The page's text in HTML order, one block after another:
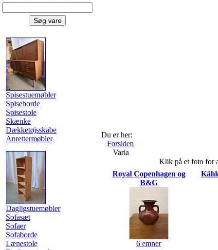
Spisestuemøbler
Spiseborde
Spisestole
Skænke
Dækketøjsskabe
Anrettermøbler
Dagligstuemøbler
Sofasæt
Sofaer
Sofaborde
Lænestole
Du er her:
Forsiden
Varia
Klik på et foto for
Royal Copenhagen og
B&G
6 emner